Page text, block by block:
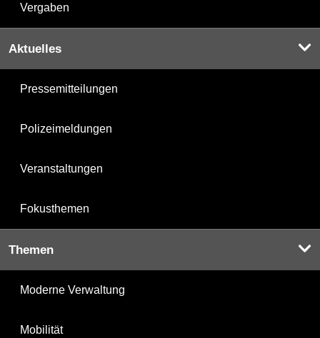
Vergaben
Aktuelles
Pressemitteilungen
Polizeimeldungen
Veranstaltungen
Fokusthemen
Themen
Moderne Verwaltung
Mobilität